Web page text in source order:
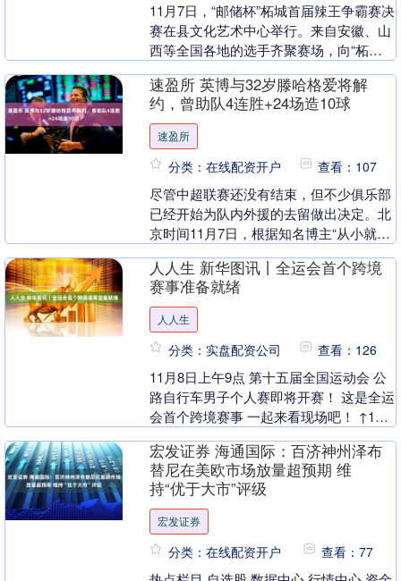
11月7日，“邮储杯”柘城首届辣王争霸赛决
赛在县文化艺术中心举行。来自安徽、山
西等全国各地的选手齐聚赛场，向“柘城
辣椒”发起终极挑战。 京东科技、香港远
东食品、....
速盈所 英博与32岁滕哈格爱将解
约，曾助队4连胜+24场造10球
速盈所
分类：在线配资开户 查看：107
尽管中超联赛还没有结束，但不少俱乐部
已经开始为队内外援的去留做出决定。北
京时间11月7日，根据知名博主“从小就是
大连球迷”的确认，中超大连英博俱乐部
已经与32岁....
人人生 新华图讯丨全运会首个跨境
赛事准备就绪
人人生
分类：实盘配资公司 查看：126
11月8日上午9点 第十五届全国运动会 公
路自行车男子个人赛即将开赛！ 这是全运
会首个跨境赛事 一起来看现场吧！ ↑11
月8日，在前置安检区，工作人员在查验
各代....
宏发证券 海通国际：百济神州泽布
替尼在美欧市场放量超预期 维
持“优于大市”评级
宏发证券
分类：在线配资开户 查看：77